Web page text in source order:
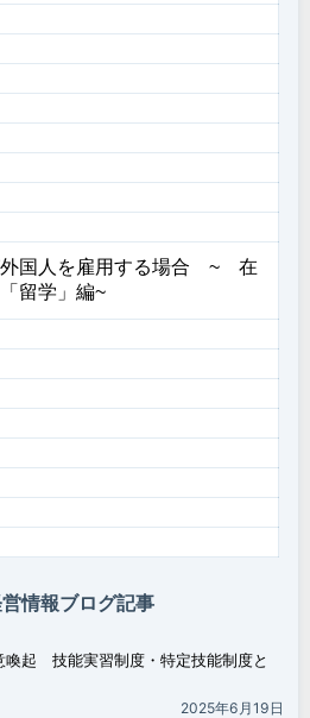
外国人を雇用する場合 ~ 在
留学」編~
情報ブログ記事
起 技能実習制度・特定技能制度と
2025年6月19日